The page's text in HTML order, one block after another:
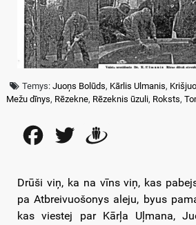
Temys:Juoņs Bolūds, Kārlis Ulmanis,
Mežu dīnys, Rēzekne, Rēzeknis ūzuli, Roksts,
FacebookTwitter
Drūši viņ, ka na vīns viņ, kas
pa Atbreivuošonys aleju, byus
kas viestej par Kārļa Uļmana,